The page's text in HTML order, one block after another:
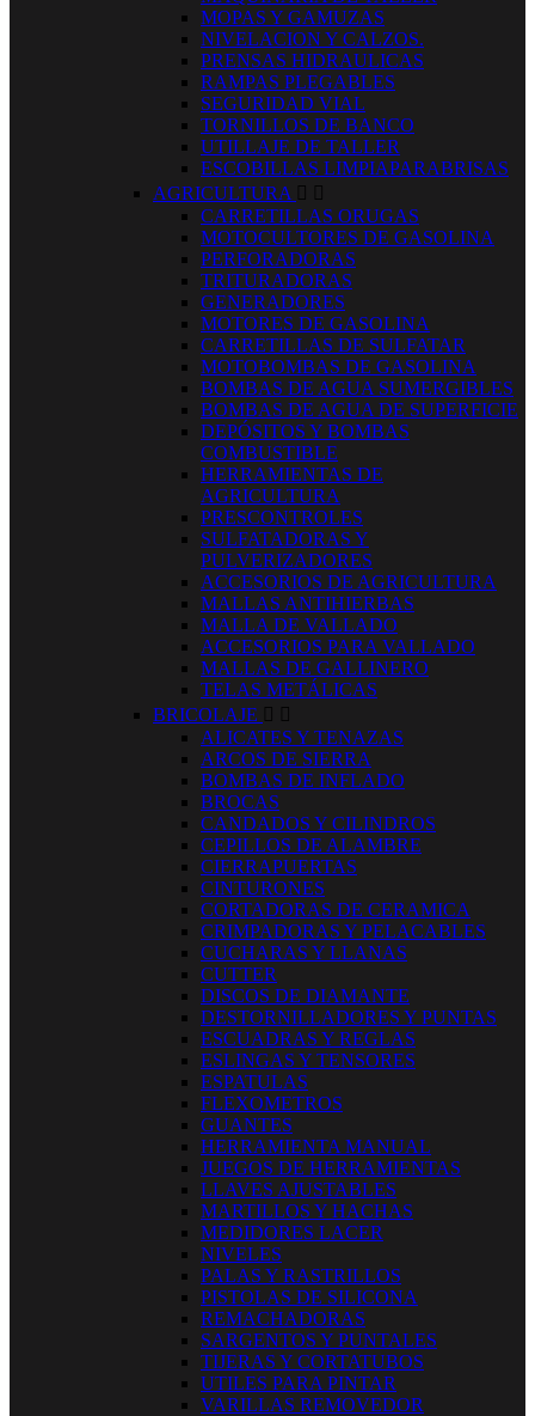
MOPAS Y GAMUZAS
NIVELACION Y CALZOS.
PRENSAS HIDRAULICAS
RAMPAS PLEGABLES
SEGURIDAD VIAL
TORNILLOS DE BANCO
UTILLAJE DE TALLER
ESCOBILLAS LIMPIAPARABRISAS
AGRICULTURA  
CARRETILLAS ORUGAS
MOTOCULTORES DE GASOLINA
PERFORADORAS
TRITURADORAS
GENERADORES
MOTORES DE GASOLINA
CARRETILLAS DE SULFATAR
MOTOBOMBAS DE GASOLINA
BOMBAS DE AGUA SUMERGIBLES
BOMBAS DE AGUA DE SUPERFICIE
DEPÓSITOS Y BOMBAS
COMBUSTIBLE
HERRAMIENTAS DE
AGRICULTURA
PRESCONTROLES
SULFATADORAS Y
PULVERIZADORES
ACCESORIOS DE AGRICULTURA
MALLAS ANTIHIERBAS
MALLA DE VALLADO
ACCESORIOS PARA VALLADO
MALLAS DE GALLINERO
TELAS METÁLICAS
BRICOLAJE  
ALICATES Y TENAZAS
ARCOS DE SIERRA
BOMBAS DE INFLADO
BROCAS
CANDADOS Y CILINDROS
CEPILLOS DE ALAMBRE
CIERRAPUERTAS
CINTURONES
CORTADORAS DE CERAMICA
CRIMPADORAS Y PELACABLES
CUCHARAS Y LLANAS
CUTTER
DISCOS DE DIAMANTE
DESTORNILLADORES Y PUNTAS
ESCUADRAS Y REGLAS
ESLINGAS Y TENSORES
ESPATULAS
FLEXOMETROS
GUANTES
HERRAMIENTA MANUAL
JUEGOS DE HERRAMIENTAS
LLAVES AJUSTABLES
MARTILLOS Y HACHAS
MEDIDORES LACER
NIVELES
PALAS Y RASTRILLOS
PISTOLAS DE SILICONA
REMACHADORAS
SARGENTOS Y PUNTALES
TIJERAS Y CORTATUBOS
UTILES PARA PINTAR
VARILLAS REMOVEDOR